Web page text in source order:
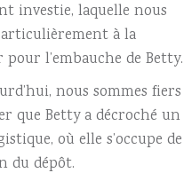
investie, laquelle nous
à la
l’embauche de Betty.
nous sommes fiers
que Betty a décroché un
où elle s’occupe de
du dépôt.